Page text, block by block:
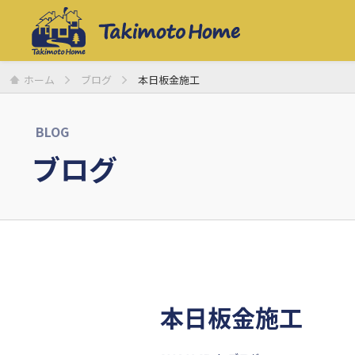
ホーム ブログ 本日板金施工
BLOG
ブログ
本日板金施工